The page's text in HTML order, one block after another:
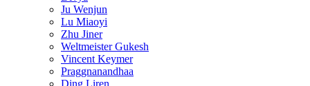
Ju Wenjun
Lu Miaoyi
Zhu Jiner
Weltmeister Gukesh
Vincent Keymer
Praggnanandhaa
Ding Liren